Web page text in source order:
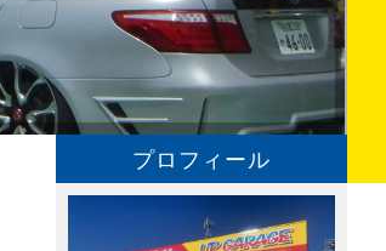
プロフィール